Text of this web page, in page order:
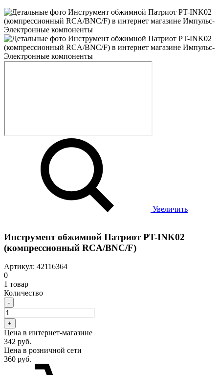
Увеличить
Инструмент обжимной Патриот PT-INK02
(компрессионный RCA/BNC/F)
Артикул: 42116364
0
1 товар
Количество
-
+
Цена в интернет-магазине
342 руб.
Цена в розничной сети
360 руб.